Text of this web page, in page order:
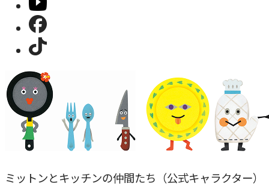
ミットンとキッチンの仲間たち（公式キャラクター）